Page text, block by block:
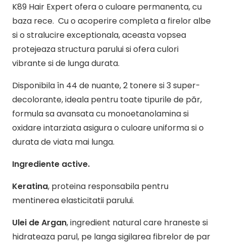
7.66
K89 Hair Expert ofera o culoare permanenta, cu
baza rece. Cu o acoperire completa a firelor albe
si o stralucire exceptionala, aceasta vopsea
protejeaza structura parului si ofera culori
vibrante si de lunga durata.
Disponibila în 44 de nuante, 2 tonere si 3 super-
decolorante, ideala pentru toate tipurile de păr,
formula sa avansata cu monoetanolamina si
oxidare intarziata asigura o culoare uniforma si o
durata de viata mai lunga.
Ingrediente active.
Keratina, proteina responsabila pentru
mentinerea elasticitatii parului.
Ulei de Argan, ingredient natural care hraneste si
hidrateaza parul, pe langa sigilarea fibrelor de par